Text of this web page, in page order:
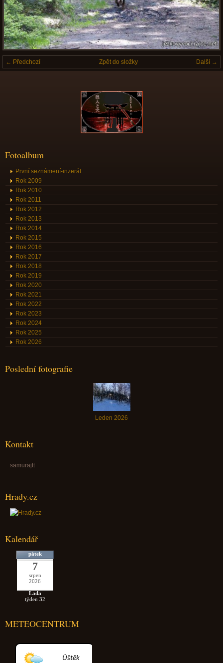
← Předchozí Další →
Zpět do složky
Fotoalbum
První seznámení-inzerát
Rok 2009
Rok 2010
Rok 2011
Rok 2012
Rok 2013
Rok 2014
Rok 2015
Rok 2016
Rok 2017
Rok 2018
Rok 2019
Rok 2020
Rok 2021
Rok 2022
Rok 2023
Rok 2024
Rok 2025
Rok 2026
Poslední fotografie
Leden 2026
Kontakt
samurajtt
Hrady.cz
Kalendář
pátek
7
srpen
2026
Lada
týden 32
METEOCENTRUM